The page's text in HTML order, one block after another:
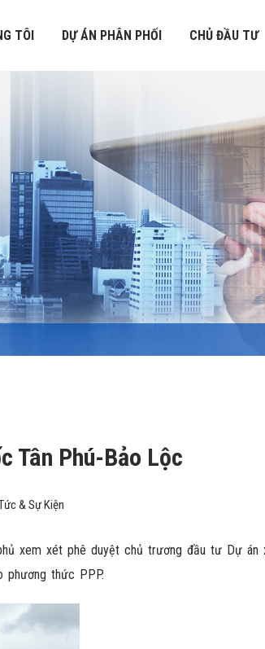
TÔI DỰ ÁN PHÂN PHỐI CHỦ ĐẦU TƯ
Tân Phú-Bảo Lộc
& Sự Kiện
xem xét phê duyệt chủ trương đầu tư Dự án
phương thức PPP.